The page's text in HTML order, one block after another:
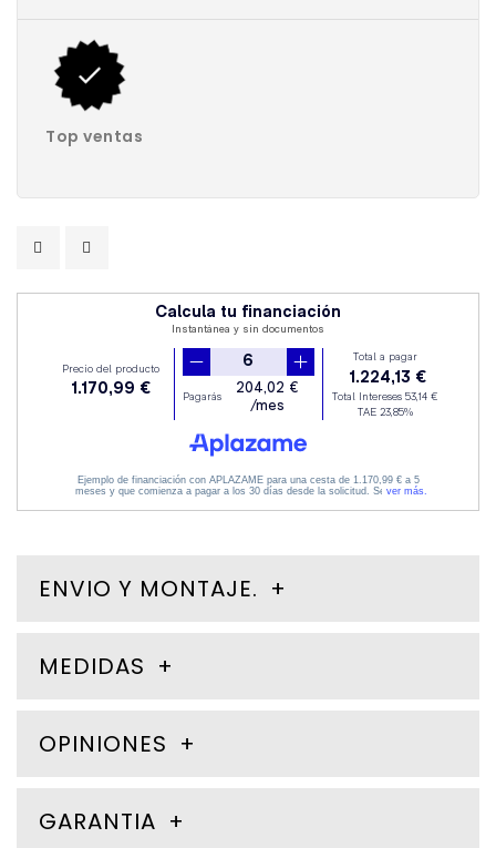
Top ventas
ENVIO Y MONTAJE.
MEDIDAS
OPINIONES
GARANTIA